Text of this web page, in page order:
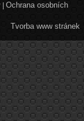
| Ochrana osobních
Tvorba www stránek